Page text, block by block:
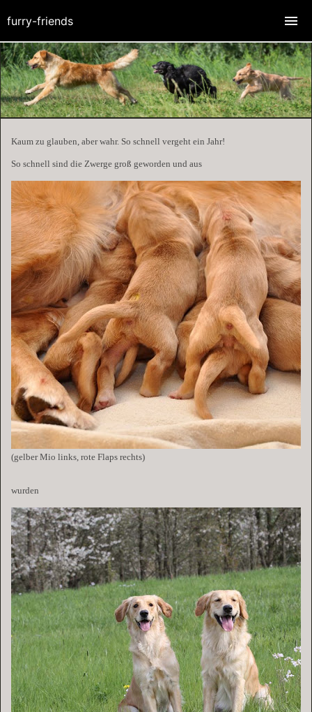
Kaum zu glauben, aber wahr. So schnell vergeht ein Jahr!
So schnell sind die Zwerge groß geworden und aus
(gelber Mio links, rote Flaps rechts)
wurden
furry-friends